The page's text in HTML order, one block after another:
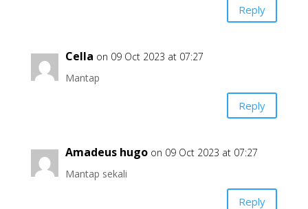
Reply
Cella on 09 Oct 2023 at 07:27
Mantap
Reply
Amadeus hugo on 09 Oct 2023 at 07:27
Mantap sekali
Reply